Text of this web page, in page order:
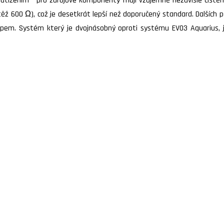
600 Ω), což je desetkrát lepší než doporučený standard.
Systém který je dvojnásobný oproti systému EVO3